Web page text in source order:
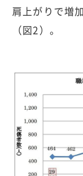
肩上がりで増
（図2）。